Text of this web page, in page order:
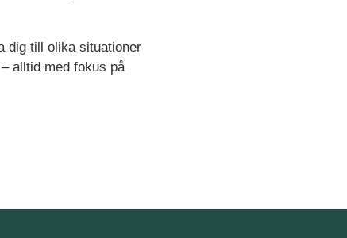
dig till olika situationer
alltid med fokus på